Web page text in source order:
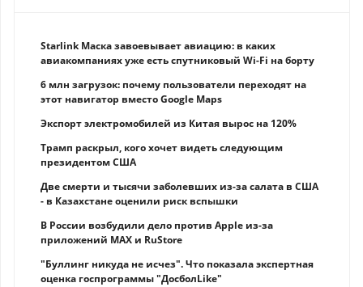
Starlink Маска завоевывает авиацию: в каких
авиакомпаниях уже есть спутниковый Wi-Fi на борту
6 млн загрузок: почему пользователи переходят на
этот навигатор вместо Google Maps
Экспорт электромобилей из Китая вырос на 120%
Трамп раскрыл, кого хочет видеть следующим
президентом США
Две смерти и тысячи заболевших из-за салата в США
- в Казахстане оценили риск вспышки
В России возбудили дело против Apple из-за
приложений MAX и RuStore
"Буллинг никуда не исчез". Что показала экспертная
оценка госпрограммы "ДосболLike"